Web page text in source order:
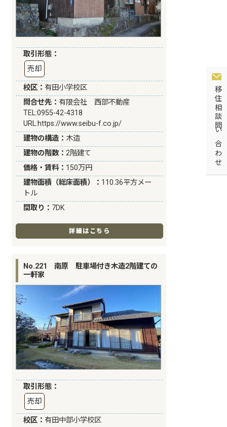
移住相談問い合わせ
取引形態：
売却
校区： 有田小学校区
問合せ先： 有限会社 西部不動産
TEL:0955-42-4318
URL:https://www.seibu-f.co.jp/
建物の構造： 木造
建物の階数：2階建て
価格・賃料： 150万円
建物面積（総床面積）： 110.36平方メー
トル
間取り： 7DK
詳細はこちら
No.221 南原 駐車場付き木造2階建ての
一軒家
取引形態：
売却
校区： 有田中部小学校区